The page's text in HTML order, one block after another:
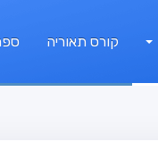
קורס תאוריה